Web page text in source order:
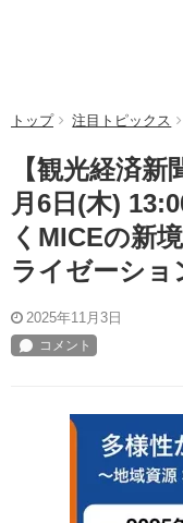
トップ 注目トピックス
【観光経済
月6日(木)
くMICEの新
ライゼーショ
2025年11月3日